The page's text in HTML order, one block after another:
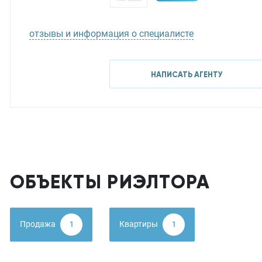
отзывы и информация о специалисте
НАПИСАТЬ АГЕНТУ
ОБЪЕКТЫ РИЭЛТОРА
Продажа 1 Квартиры 1